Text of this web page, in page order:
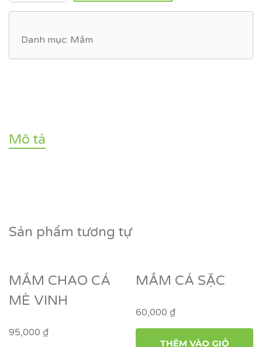
Danh mục: Mắm
Mô tả
Sản phẩm tương tự
MẮM CHAO CÁ
MÈ VINH
95,000 ₫
MẮM CÁ SẶC
60,000₫
THÊM VÀO GIỎ